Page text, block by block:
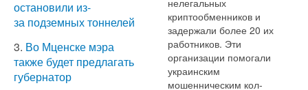
остановили из-
за подземных тоннелей
3. Во Мценске мэра
также будет предлагать
губернатор
нелегальных
криптообменников и
задержали более 20 их
работников. Эти
организации помогали
украинским
мошенническим кол-